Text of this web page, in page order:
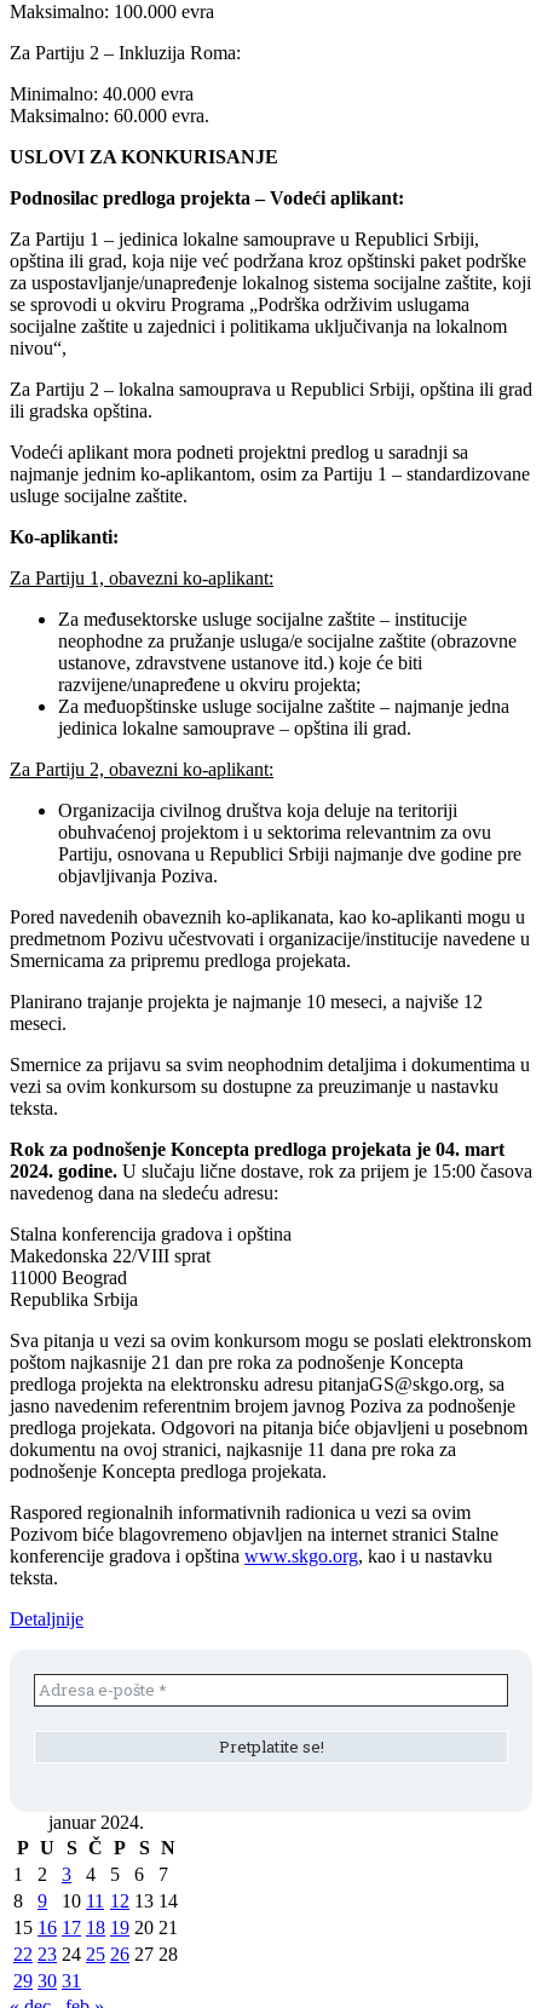
Maksimalno: 100.000 evra
Za Partiju 2 – Inkluzija Roma:
Minimalno: 40.000 evra
Maksimalno: 60.000 evra.
USLOVI ZA KONKURISANJE
Podnosilac predloga projekta – Vodeći aplikant:
Za Partiju 1 – jedinica lokalne samouprave u Republici Srbiji,
opština ili grad, koja nije već podržana kroz opštinski paket podrške
za uspostavljanje/unapređenje lokalnog sistema socijalne zaštite, koji
se sprovodi u okviru Programa „Podrška održivim uslugama
socijalne zaštite u zajednici i politikama uključivanja na lokalnom
nivou“,
Za Partiju 2 – lokalna samouprava u Republici Srbiji, opština ili grad
ili gradska opština.
Vodeći aplikant mora podneti projektni predlog u saradnji sa
najmanje jednim ko-aplikantom, osim za Partiju 1 – standardizovane
usluge socijalne zaštite.
Ko-aplikanti:
Za Partiju 1, obavezni ko-aplikant:
Za međusektorske usluge socijalne zaštite – institucije
neophodne za pružanje usluga/e socijalne zaštite (obrazovne
ustanove, zdravstvene ustanove itd.) koje će biti
razvijene/unapređene u okviru projekta;
Za međuopštinske usluge socijalne zaštite – najmanje jedna
jedinica lokalne samouprave – opština ili grad.
Za Partiju 2, obavezni ko-aplikant:
Organizacija civilnog društva koja deluje na teritoriji
obuhvaćenoj projektom i u sektorima relevantnim za ovu
Partiju, osnovana u Republici Srbiji najmanje dve godine pre
objavljivanja Poziva.
Pored navedenih obaveznih ko-aplikanata, kao ko-aplikanti mogu u
predmetnom Pozivu učestvovati i organizacije/institucije navedene u
Smernicama za pripremu predloga projekata.
Planirano trajanje projekta je najmanje 10 meseci, a najviše 12
meseci.
Smernice za prijavu sa svim neophodnim detaljima i dokumentima u
vezi sa ovim konkursom su dostupne za preuzimanje u nastavku
teksta.
Rok za podnošenje Koncepta predloga projekata je 04. mart
2024. godine. U slučaju lične dostave, rok za prijem je 15:00 časova
navedenog dana na sledeću adresu:
Stalna konferencija gradova i opština
Makedonska 22/VIII sprat
11000 Beograd
Republika Srbija
Sva pitanja u vezi sa ovim konkursom mogu se poslati elektronskom
poštom najkasnije 21 dan pre roka za podnošenje Koncepta
predloga projekta na elektronsku adresu pitanjaGS@skgo.org, sa
jasno navedenim referentnim brojem javnog Poziva za podnošenje
predloga projekata. Odgovori na pitanja biće objavljeni u posebnom
dokumentu na ovoj stranici, najkasnije 11 dana pre roka za
podnošenje Koncepta predloga projekata.
Raspored regionalnih informativnih radionica u vezi sa ovim
Pozivom biće blagovremeno objavljen na internet stranici Stalne
konferencije gradova i opština www.skgo.org, kao i u nastavku
teksta.
Detaljnije
januar 2024.
P U S Č P S N
1
2 3 4 5 6
7
8
9 10 11 12 13 14
15 16 17 18 19 20 21
22 23 24 25 26 27 28
29 30 31